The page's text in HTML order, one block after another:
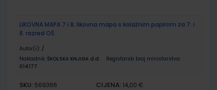
LIKOVNA MAPA 7 i 8; likovna mapa s kolažnim papirom za 7. i
8. razred OŠ
Autor(i): /
Nakladnik: ŠKOLSKA KNJIGA d.d.
Registarski broj ministarstva:
014177
SKU: 569366 CIJENA: 14,00 €